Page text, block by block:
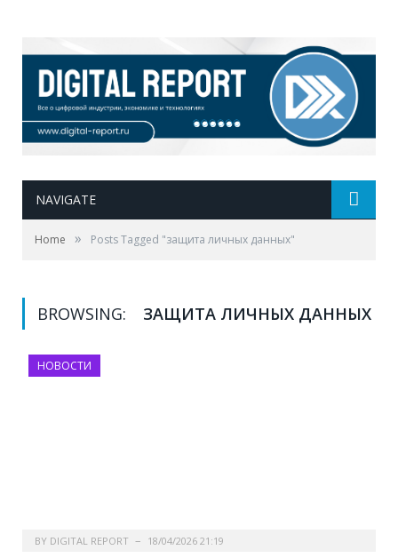
NAVIGATE
Home » Posts Tagged "защита личных данных"
BROWSING: ЗАЩИТА ЛИЧНЫХ ДАННЫХ
НОВОСТИ
BY DIGITAL REPORT 18/04/2026 21:19